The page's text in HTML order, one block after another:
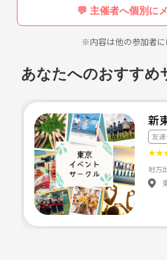
💬 主催者へ個別に
※内容は他の参加者
あなたへのおすすめ
新
友
★★